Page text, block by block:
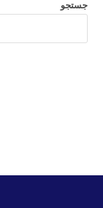
جستجو